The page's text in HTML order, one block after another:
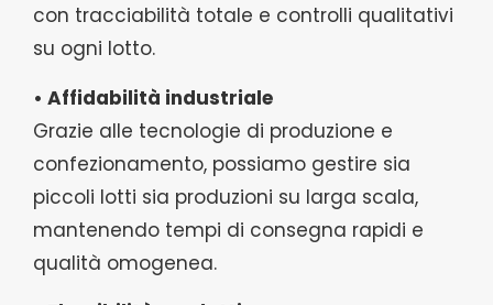
con tracciabilità totale e controlli qualitativi
su ogni lotto.
• Affidabilità industriale
Grazie alle tecnologie di produzione e
confezionamento, possiamo gestire sia
piccoli lotti sia produzioni su larga scala,
mantenendo tempi di consegna rapidi e
qualità omogenea.